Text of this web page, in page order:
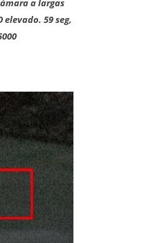
elevado. 59 seg,